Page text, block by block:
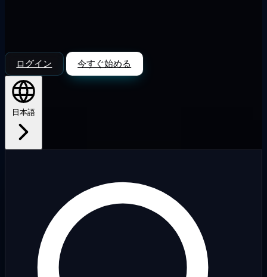
ログイン 今すぐ始める
日本語